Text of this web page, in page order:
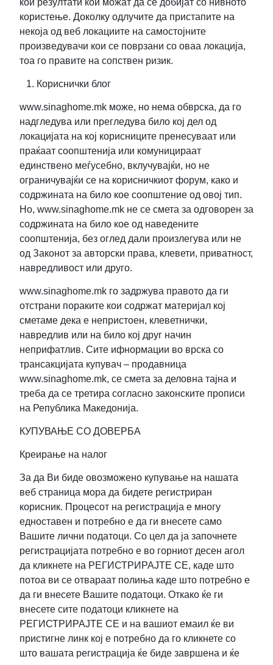
користење. Доколку одлучите да пристапите на
некоја од веб локациите на самостојните
произведувачи кои се поврзани со оваа локација,
тоа го правите на сопствен ризик.
Кориснички блог
www.sinaghome.mk може, но нема обврска, да го
надгледува или прегледува било кој дел од
локацијата на кој корисниците пренесуваат или
праќаат соопштенија или комуницираат
единствено меѓусебно, вклучувајќи, но не
ограничувајќи се на корисничкиот форум, како и
содржината на било кое соопштение од овој тип.
Но, www.sinaghome.mk не се смета за одговорен за
содржината на било кое од наведените
соопштенија, без оглед дали произлегува или не
од Законот за авторски права, клевети, приватност,
навредливост или друго.
www.sinaghome.mk го задржува правото да ги
отстрани пораките кои содржат материјал кој
сметаме дека е непристоен, клеветнички,
навредлив или на било кој друг начин
неприфатлив. Сите ифнормации во врска со
трансакцијата купувач – продавница
www.sinaghome.mk, се смета за деловна тајна и
треба да се третира согласно законските прописи
на Република Македонија.
КУПУВАЊЕ СО ДОВЕРБА
Креирање на налог
За да Ви биде овозможено купување на нашата
веб страница мора да бидете регистриран
корисник. Процесот на регистрација е многу
едноставен и потребно е да ги внесете само
Вашите лични податоци. Со цел да ја започнете
регистрацијата потребно е во горниот десен агол
да кликнете на РЕГИСТРИРАЈТЕ СЕ, каде што
потоа ви се отвараат полиња каде што потребно е
да ги внесете Вашите податоци. Откако ќе ги
внесете сите податоци кликнете на
РЕГИСТРИРАЈТЕ СЕ и на вашиот емаил ќе ви
пристигне линк кој е потребно да го кликнете со
што вашата регистрација ќе биде завршена и ќе